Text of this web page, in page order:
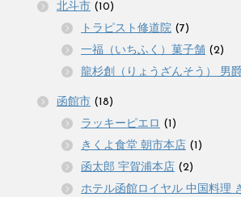
北斗市 (10)
トラピスト修道院 (7)
一福（いちふく）菓子舗 (2)
龍杉創（りょうざんそう） 男
函館市 (18)
ラッキーピエロ (1)
きくよ食堂 朝市本店 (1)
函太郎 宇賀浦本店 (2)
ホテル函館ロイヤル 中国料理